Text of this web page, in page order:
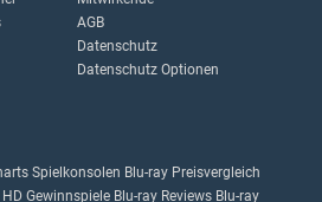
AGB
Datenschutz
Datenschutz Optionen
Spielkonsolen Blu-ray Preisvergleich
Gewinnspiele Blu-ray Reviews Blu-ray